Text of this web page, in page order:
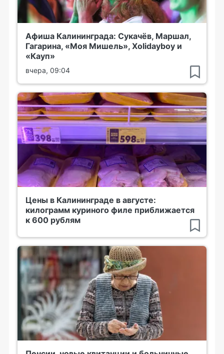
Афиша Калининграда: Сукачёв, Маршал,
Гагарина, «Моя Мишель», Xolidayboy и
«Кауп»
вчера, 09:04
Цены в Калининграде в августе:
килограмм куриного филе приближается
к 600 рублям